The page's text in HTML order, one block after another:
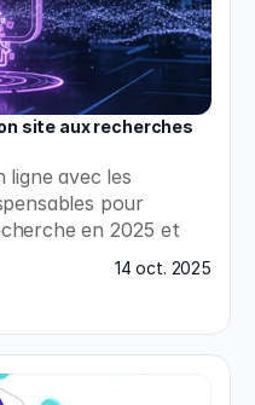
site aux recherches
ligne avec les
pour
en 2025 et
de Google.14 oct. 2025